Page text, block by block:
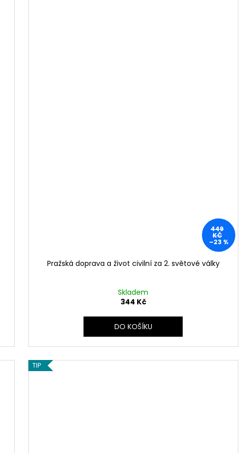
449
KČ
–23 %
Pražská doprava a život civilní za 2. světové války
Skladem
344 Kč
DO KOŠÍKU
TIP